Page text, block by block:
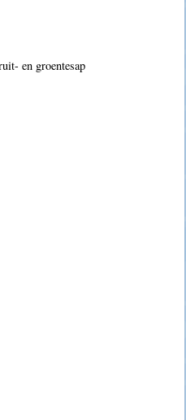
en groentesap